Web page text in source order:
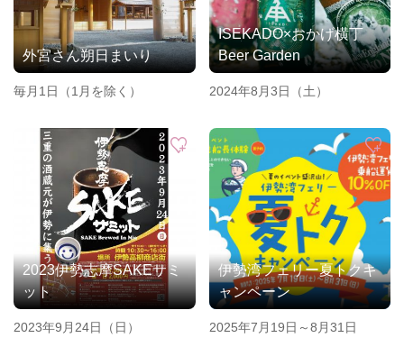
外宮さん朔日まいり
毎月1日（1月を除く）
ISEKADO×おかげ横丁
Beer Garden
2024年8月3日（土）
2023伊勢志摩SAKEサミ
ット
2023年9月24日（日）
伊勢湾フェリー夏トクキ
ャンペーン
2025年7月19日～8月31日